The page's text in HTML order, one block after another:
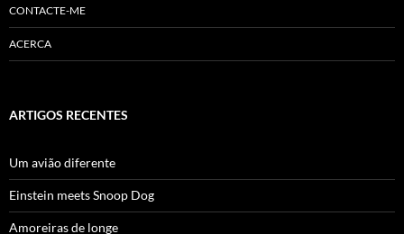
CONTACTE-ME
ACERCA
ARTIGOS RECENTES
Um avião diferente
Einstein meets Snoop Dog
Amoreiras de longe